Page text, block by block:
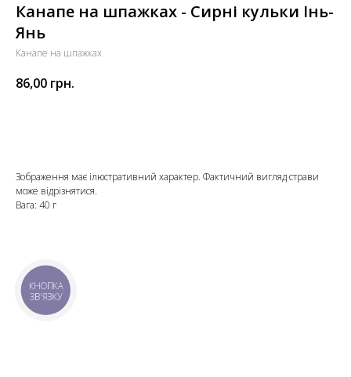
Канапе на шпажках - Сирні кульки Інь-
Янь
Канапе на шпажках
86,00 грн.
Зображення має ілюстративний характер. Фактичний вигляд страви
може відрізнятися.
Вага: 40 г
КНОПКА
ЗВ'ЯЗКУ